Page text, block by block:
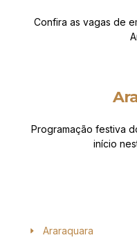
Confira as vagas de
Programação festiva
início
Araraquara